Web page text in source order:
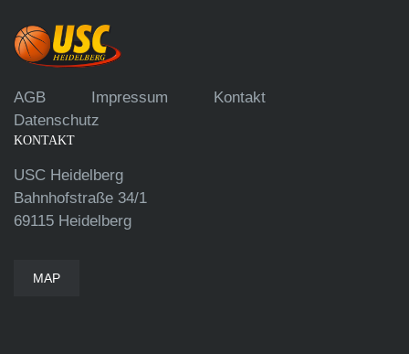
AGB Impressum
Kontakt
Datenschutz
KONTAKT
USC Heidelberg
Bahnhofstraße 34/1
69115 Heidelberg
MAP